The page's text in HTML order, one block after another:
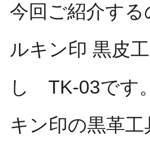
今回ご紹介する
ルキン印 黒皮
し TK-03です
キン印の黒革工